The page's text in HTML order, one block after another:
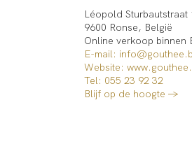
Léopold Sturbautstraat
9600 Ronse, België
Online verkoop binnen
E-mail:
Website:
Tel: 055 23 92 32
Blijf op de hoogte →